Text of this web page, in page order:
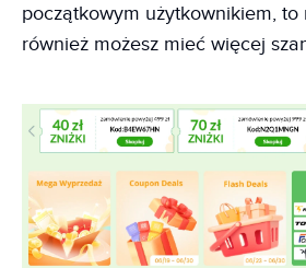
początkowym użytkownikiem, to
również możesz mieć więcej